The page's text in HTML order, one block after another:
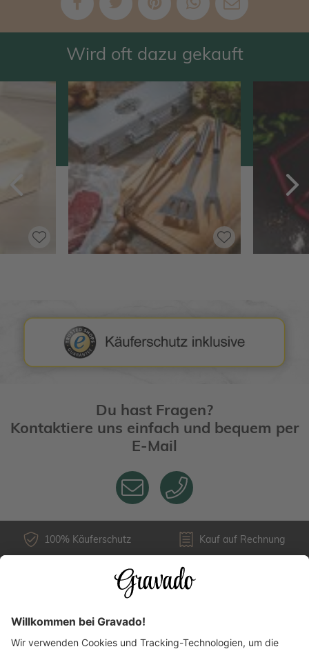
Wird oft dazu gekauft
Zurück
Du hast Fragen?
Kontaktiere uns einfach und bequem per
E-Mail
100% Käuferschutz Kauf auf Rechnung
Versandarten